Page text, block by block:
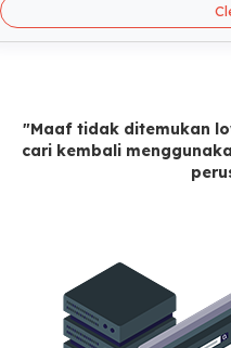
"Maaf tidak ditemukan
cari kembali